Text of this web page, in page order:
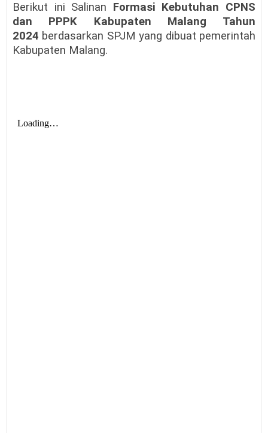
Berikut ini Salinan Formasi Kebutuhan CPNS
dan PPPK Kabupaten Malang Tahun
2024 berdasarkan SPJM yang dibuat pemerintah
Kabupaten Malang.